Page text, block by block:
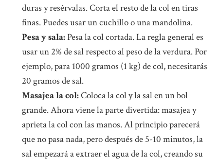
duras y resérvalas. Corta el resto de la col en tiras
finas. Puedes usar un cuchillo o una mandolina.
Pesa y sala: Pesa la col cortada. La regla general es
usar un 2% de sal respecto al peso de la verdura. Por
ejemplo, para 1000 gramos (1 kg) de col, necesitarás
20 gramos de sal.
Masajea la col:Coloca la col y la sal en un bol
grande. Ahora viene la parte divertida: masajea y
aprieta la col con las manos. Al principio parecerá
que no pasa nada, pero después de 5-10 minutos, la
sal empezará a extraer el agua de la col, creando su